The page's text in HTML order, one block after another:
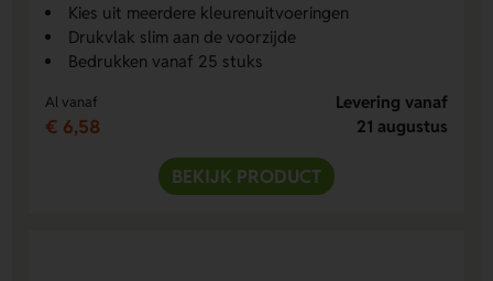
Kies uit meerdere kleurenuitvoeringen
Drukvlak slim aan de voorzijde
Bedrukken vanaf 25 stuks
Al vanaf
€ 6,58
Levering vanaf
21 augustus
BEKIJK PRODUCT